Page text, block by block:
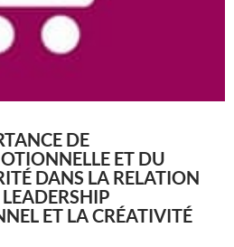
DE
ET DU
DANS LA RELATION
LEADERSHIP
ET LA CRÉATIVITÉ